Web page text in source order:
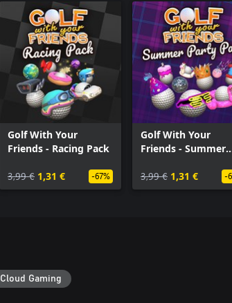
Golf With Your
Friends - Racing Pack
3,99 € 1,31 € -67%
Golf With Your
Friends - Summer
3,99 € 1,31 € -
Gaming